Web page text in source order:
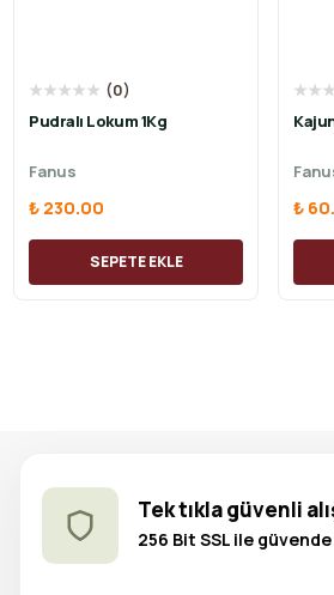
★★★★★ (0)
Pudralı Lokum 1Kg
Fanus
₺ 230.00
SEPETE EKLE
★★★
₺
Tek tıkla güvenli
256 Bit SSL ile